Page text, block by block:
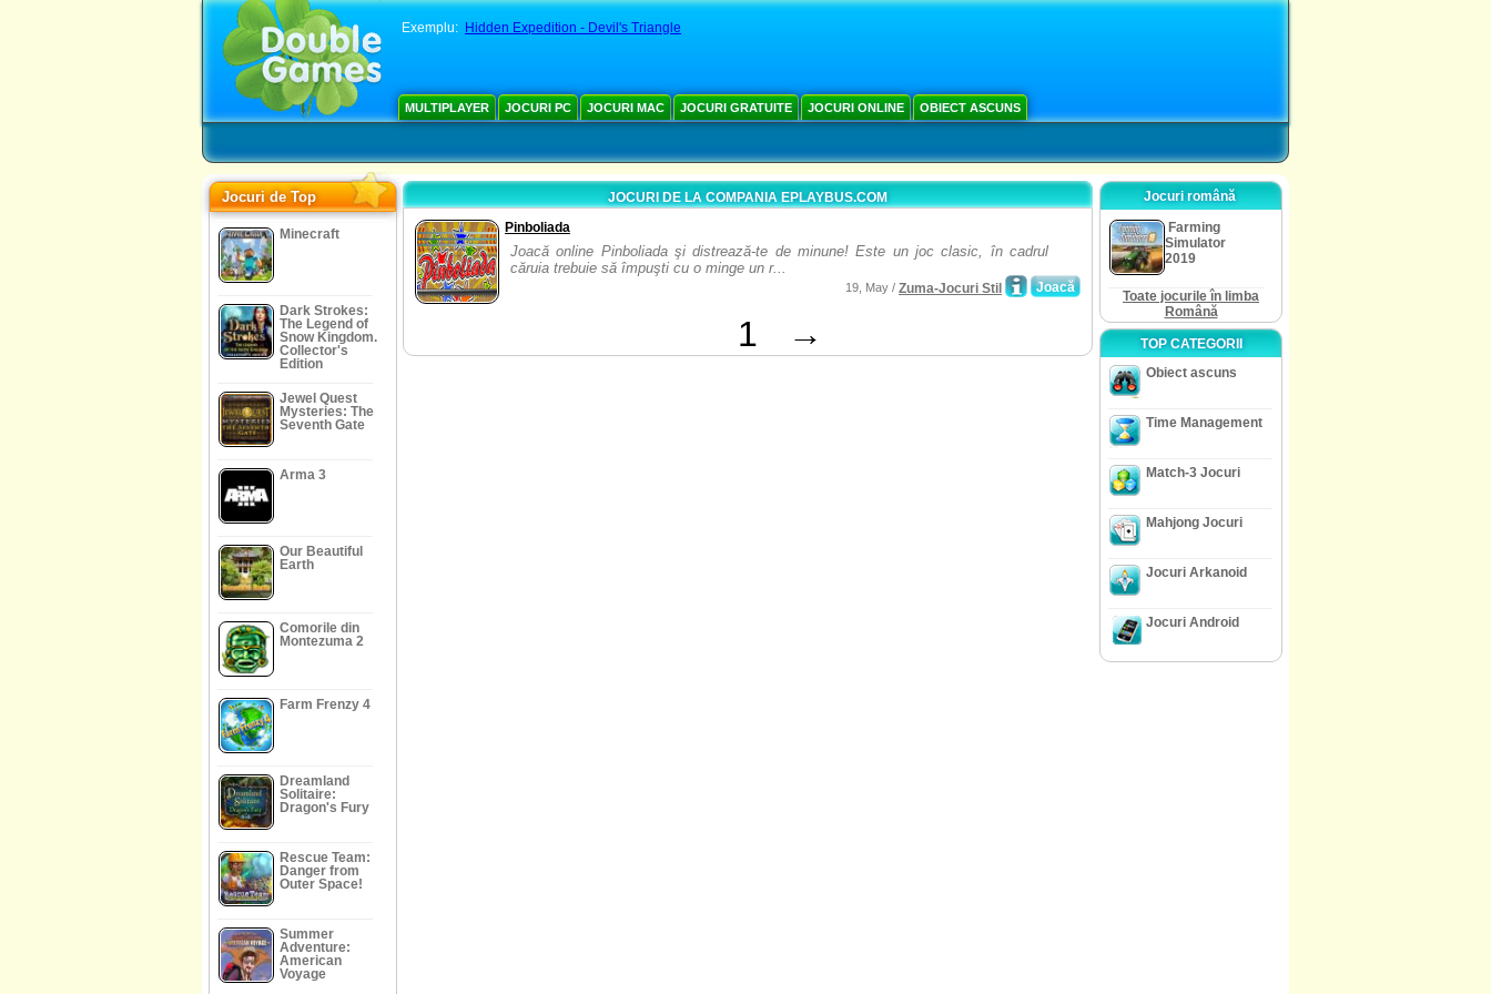
Exemplu: Hidden Expedition - Devil's Triangle
MULTIPLAYER JOCURI PC JOCURI MAC JOCURI GRATUITE JOCURI ONLINE OBIECT ASCUNS
Jocuri de Top
Minecraft
Dark Strokes:
The Legend of
Snow Kingdom.
Collector's
Edition
Jewel Quest
Mysteries: The
Seventh Gate
Arma 3
Our Beautiful
Earth
Comorile din
Montezuma 2
Farm Frenzy 4
Dreamland
Solitaire:
Dragon's Fury
Rescue Team:
Danger from
Outer Space!
Summer
Adventure:
American
Voyage
JOCURI DE LA COMPANIA EPLAYBUS.COM
Pinboliada
Joacă online Pinboliada şi distrează-te de minune! Este un joc clasic, în cadrul
căruia trebuie să împuşti cu o minge un r...
Joacă
19, May / Zuma-Jocuri Stil
1 →
Jocuri română
Farming
Simulator
2019
Toate jocurile în limba
Română
TOP CATEGORII
Obiect ascuns
Time Management
Match-3 Jocuri
Mahjong Jocuri
Jocuri Arkanoid
Jocuri Android